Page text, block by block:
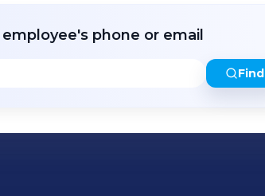
phone or email
Find